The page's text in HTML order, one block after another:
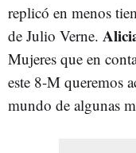
replicó en menos
de Julio Verne.
Mujeres que en
este 8-M queremos
mundo de algunas